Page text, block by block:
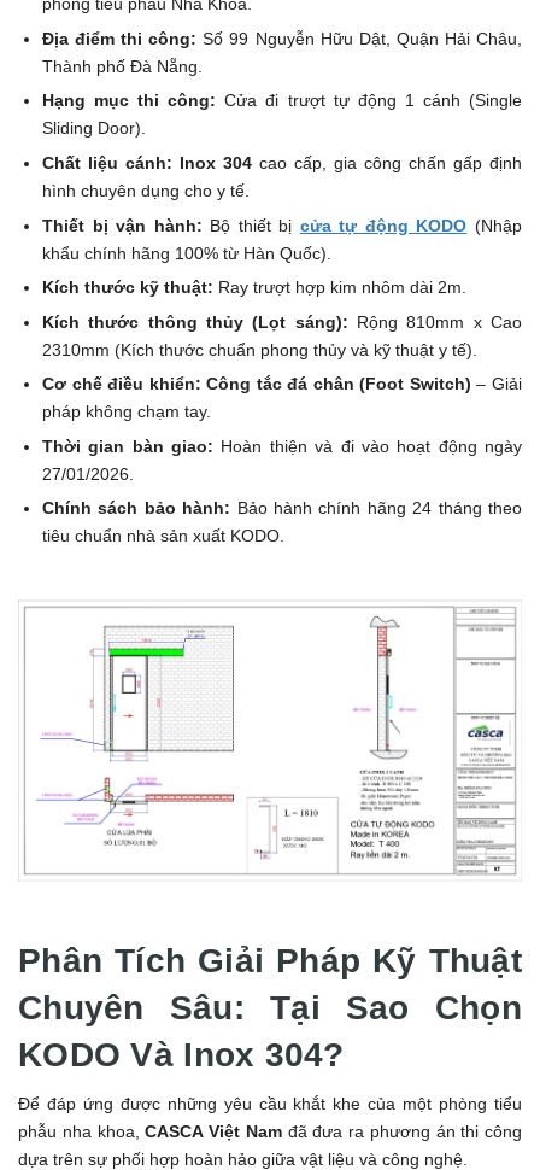
Địa điểm thi công: Số 99 Nguyễn Hữu Dật, Quận Hải Châu,
Thành phố Đà Nẵng.
Hạng mục thi công: Cửa đi trượt tự động 1 cánh (Single
Sliding Door).
Chất liệu cánh: Inox 304 cao cấp, gia công chấn gấp định
hình chuyên dụng cho y tế.
Thiết bị vận hành: Bộ thiết bị cửa tự động KODO (Nhập
khẩu chính hãng 100% từ Hàn Quốc).
Kích thước kỹ thuật: Ray trượt hợp kim nhôm dài 2m.
Kích thước thông thủy (Lọt sáng): Rộng 810mm x Cao
2310mm (Kích thước chuẩn phong thủy và kỹ thuật y tế).
Cơ chế điều khiển: Công tắc đá chân (Foot Switch) – Giải
pháp không chạm tay.
Thời gian bàn giao: Hoàn thiện và đi vào hoạt động ngày
27/01/2026.
Chính sách bảo hành: Bảo hành chính hãng 24 tháng theo
tiêu chuẩn nhà sản xuất KODO.
Phân Tích Giải Pháp Kỹ Thuật
Chuyên Sâu: Tại Sao Chọn
KODO Và Inox 304?
Để đáp ứng được những yêu cầu khắt khe của một phòng tiểu
phẫu nha khoa,CASCA Việt Namđã đưa ra phương án thi công
dựa trên sự phối hợp hoàn hảo giữa vật liệu và công nghệ.